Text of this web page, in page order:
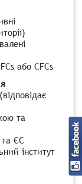
або CFCs
та
та ЄС
інститут